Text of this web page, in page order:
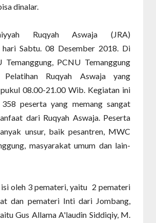
dinalar.
Ruqyah Aswaja (JRA)
hari Sabtu. 08 Desember 2018. Di
Temanggung, PCNU Temanggung
Pelatihan Ruqyah Aswaja yang
08.00-21.00 Wib. Kegiatan ini
peserta yang memang sangat
dari Ruqyah Aswaja. Peserta
unsur, baik pesantren, MWC
masyarakat umum dan lain-
oleh 3 pemateri, yaitu 2 pemateri
dan pemateri Inti dari Jombang,
Gus Allama A'laudin Siddiqiy, M.